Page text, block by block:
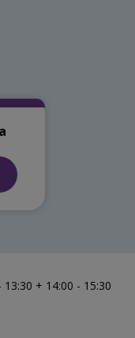
+ 14:00 - 15:30